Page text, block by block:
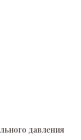
давления